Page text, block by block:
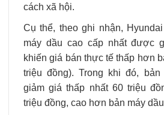
cách xã hội.
Cụ thể, theo ghi nhận,
máy dầu cao cấp nhất được
khiến giá bán thực tế thấp hơn
triệu đồng). Trong khi đó,
giảm giá thấp nhất 60 triệu
triệu đồng, cao hơn bản máy